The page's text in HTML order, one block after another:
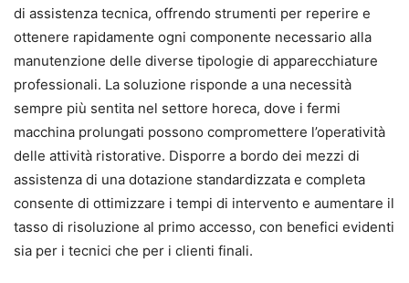
di assistenza tecnica, offrendo strumenti per reperire e
ottenere rapidamente ogni componente necessario alla
manutenzione delle diverse tipologie di apparecchiature
professionali. La soluzione risponde a una necessità
sempre più sentita nel settore horeca, dove i fermi
macchina prolungati possono compromettere l’operatività
delle attività ristorative. Disporre a bordo dei mezzi di
assistenza di una dotazione standardizzata e completa
consente di ottimizzare i tempi di intervento e aumentare il
tasso di risoluzione al primo accesso, con benefici evidenti
sia per i tecnici che per i clienti finali.